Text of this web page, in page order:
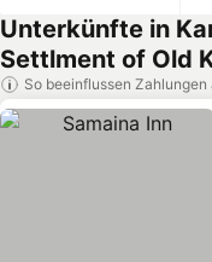
Unterkünfte in
Settlment of Old
So beeinflussen